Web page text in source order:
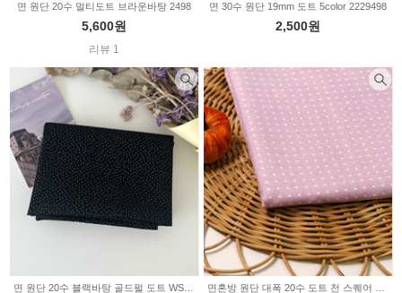
면 원단 20수 멀티도트 브라운바탕 2498
5,600원
리뷰 1
면 30수 원단 19mm 도트 5color 2229498
2,500원